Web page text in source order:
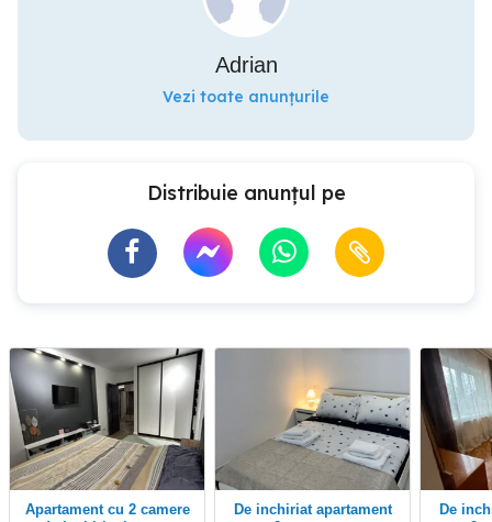
Adrian
Vezi toate anunțurile
Distribuie anunțul pe
Apartament cu 2 camere
De inchiriat apartament
De inchiriat apartament